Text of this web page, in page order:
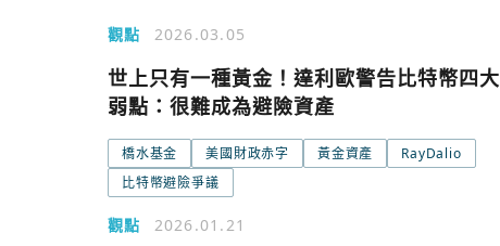
觀點 2026.03.05
世上只有一種黃金！達利歐警告比特幣四大
弱點：很難成為避險資產
橋水基金 美國財政赤字 黃金資產
RayDalio
比特幣避險爭議
觀點 2026.01.21